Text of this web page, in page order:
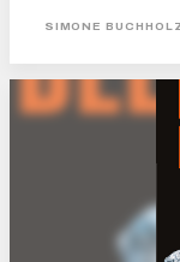
Le quartier de St. Pauli
SIMONE